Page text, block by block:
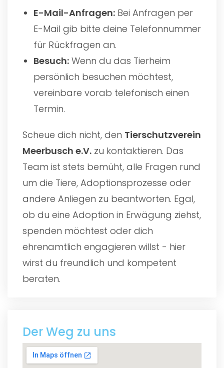
E-Mail-Anfragen: Bei Anfragen per
E-Mail gib bitte deine Telefonnummer
für Rückfragen an.
Besuch: Wenn du das Tierheim
persönlich besuchen möchtest,
vereinbare vorab telefonisch einen
Termin.
Scheue dich nicht, den Tierschutzverein
Meerbusch e.V. zu kontaktieren. Das
Team ist stets bemüht, alle Fragen rund
um die Tiere, Adoptionsprozesse oder
andere Anliegen zu beantworten. Egal,
ob du eine Adoption in Erwägung ziehst,
spenden möchtest oder dich
ehrenamtlich engagieren willst - hier
wirst du freundlich und kompetent
beraten.
Der Weg zu uns